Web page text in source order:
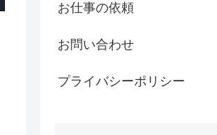
お仕事の依頼
お問い合わせ
プライバシーポリシー